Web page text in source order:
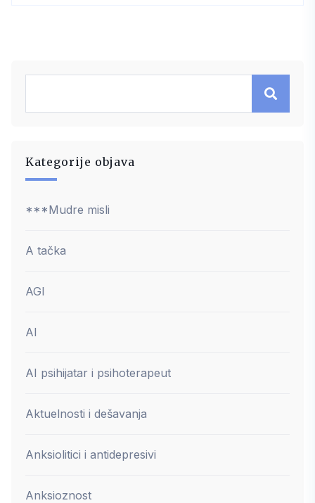
Kategorije objava
***Mudre misli
A tačka
AGI
AI
AI psihijatar i psihoterapeut
Aktuelnosti i dešavanja
Anksiolitici i antidepresivi
Anksioznost